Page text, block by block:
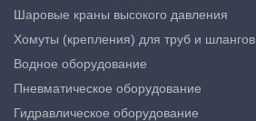
Шаровые краны высокого давления
Хомуты (крепления) для труб и шлангов
Водное оборудование
Пневматическое оборудование
Гидравлическое оборудование